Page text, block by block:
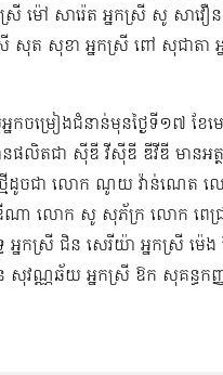
ម៉ៅ សារ៉េត ​អ្នកស្រី សូ សាវឿន
សុត សុខា អ្នកស្រី ពៅ សុជាតា អ្
កចម្រៀងជំនាន់មុនថ្ងៃទី១៧ ខែម
នផលិតជា ស៊ីឌី វីស៊ីឌី ឌីវីឌី មានអ
ន់​ថ្មីដូចជា លោក ណូយ វ៉ាន់ណេត
ា លោក សូ សុភ័ក្រ លោក ពេ
ស្រី ជិន សេរីយ៉ា អ្នកស្រី ម៉េង ក
ណ្ណឆ័យ អ្នកស្រី ឱក សុគន្ធកញ្ញ